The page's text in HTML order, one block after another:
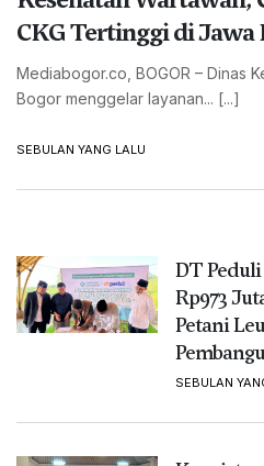
CKG Tertinggi di Jawa
Mediabogor.co, BOGOR – Dinas
Bogor menggelar layanan... [...]
SEBULAN YANG LALU
DT
Rp973
Petani
SEBULAN